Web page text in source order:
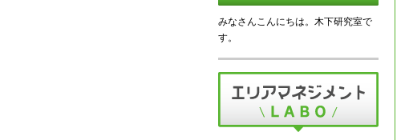
みなさんこんにちは。木下研究室で
す。